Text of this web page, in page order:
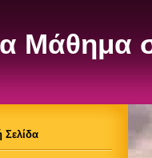
Μάθημα
Σελίδα